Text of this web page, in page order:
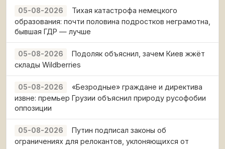
05-08-2026
Тихая катастрофа немецкого
образования: почти половина подростков неграмотна,
бывшая ГДР — лучше
05-08-2026
Подоляк объяснил, зачем Киев жжёт
склады Wildberries
05-08-2026
«Безродные» граждане и директива
извне: премьер Грузии объяснил природу русофобии
оппозиции
05-08-2026
Путин подписал законы об
ограничениях для релокантов, уклоняющихся от